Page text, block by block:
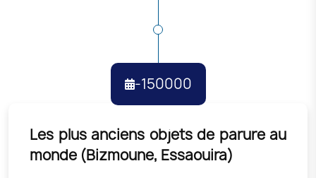
Les plus anciens objets de parure au
monde (Bizmoune, Essaouira)
-150000